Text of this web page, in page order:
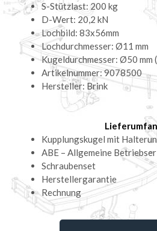
S-Stützlast: 200 kg
D-Wert: 20,2 kN
Lochbild: 83x56mm
Lochdurchmesser: Ø11 mm
Kugeldurchmesser: Ø50 mm
Artikelnummer: 9078500
Hersteller: Brink
Kupplungskugel mit
ABE – Allgemeine
Schraubenset
Herstellergarantie
Rechnung